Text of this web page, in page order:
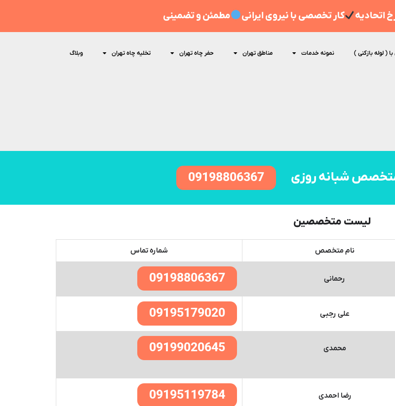
اتحادیه کار تخصصی با نیروی ایرانی مطمئن و تضمینی
( لوله بازکنی ) نمونه خدمات مناطق تهران حفر چاه تهران تخلیه چاه تهران وبلاگ
شبانه روزی 09198806367
لیست متخصصین
نام متخصص شماره تماس
رحمانی 09198806367
علی رجبی 09195179020
محمدی 09199020645
رضا احمدی 09195119784